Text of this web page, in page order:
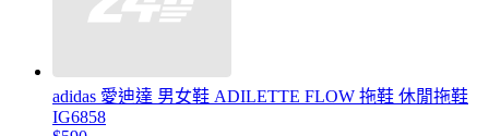
adidas 愛迪達 男女鞋 ADILETTE FLOW 拖鞋 休閒拖鞋
IG6858